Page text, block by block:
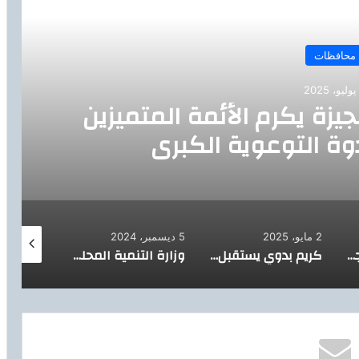
محافظات
يكرم الأئمة المتميزين
التوعوية الكبرى
وزير الاستثمار والتجارة الخارجية يتوجه لجمهورية التشيك لتعزيز العلاقات الاقتصادية بين البلدين
2 مايو، 2025
كريم بدوي يستقبل رئيس مؤسسة البترول الوطنية الكورية لبحث زيادة الاستثمارات
5 ديسمبر، 2024
وزارة التنمية المحلية تعلن عن مسابقة لشغل 136 وظيفة قيادية جديدة بالمحليات